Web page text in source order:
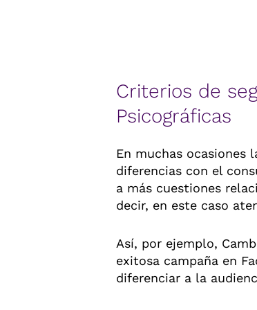
Criterios de
Psicográficas
En muchas ocasiones
diferencias con el
a más cuestiones
decir, en este caso
Así, por ejemplo,
exitosa campaña en
diferenciar a la